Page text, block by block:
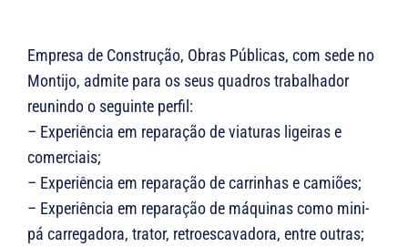
Empresa de Construção, Obras Públicas, com sede no
Montijo, admite para os seus quadros trabalhador
reunindo o seguinte perfil:
– Experiência em reparação de viaturas ligeiras e
comerciais;
– Experiência em reparação de carrinhas e camiões;
– Experiência em reparação de máquinas como mini-
pá carregadora, trator, retroescavadora, entre outras;